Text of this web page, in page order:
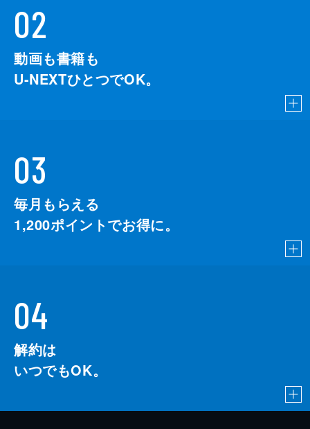
02
動画も書籍も
U-NEXTひとつでOK。
03
毎月もらえる
1,200ポイントでお得に。
04
解約は
いつでもOK。